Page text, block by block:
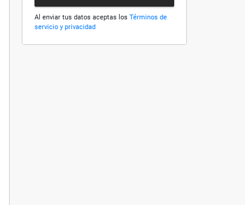
Al enviar tus datos aceptas los Términos de
servicio y privacidad